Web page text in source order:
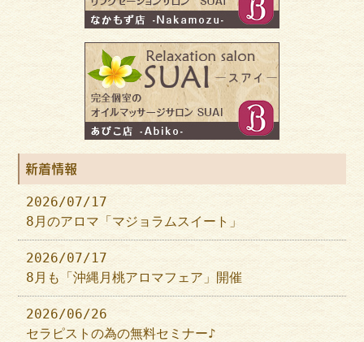
新着情報
2026/07/17
8月のアロマ「マジョラムスイート」
2026/07/17
8月も「沖縄月桃アロマフェア」開催
2026/06/26
セラピストの為の無料セミナー♪